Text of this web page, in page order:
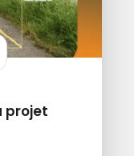
projet